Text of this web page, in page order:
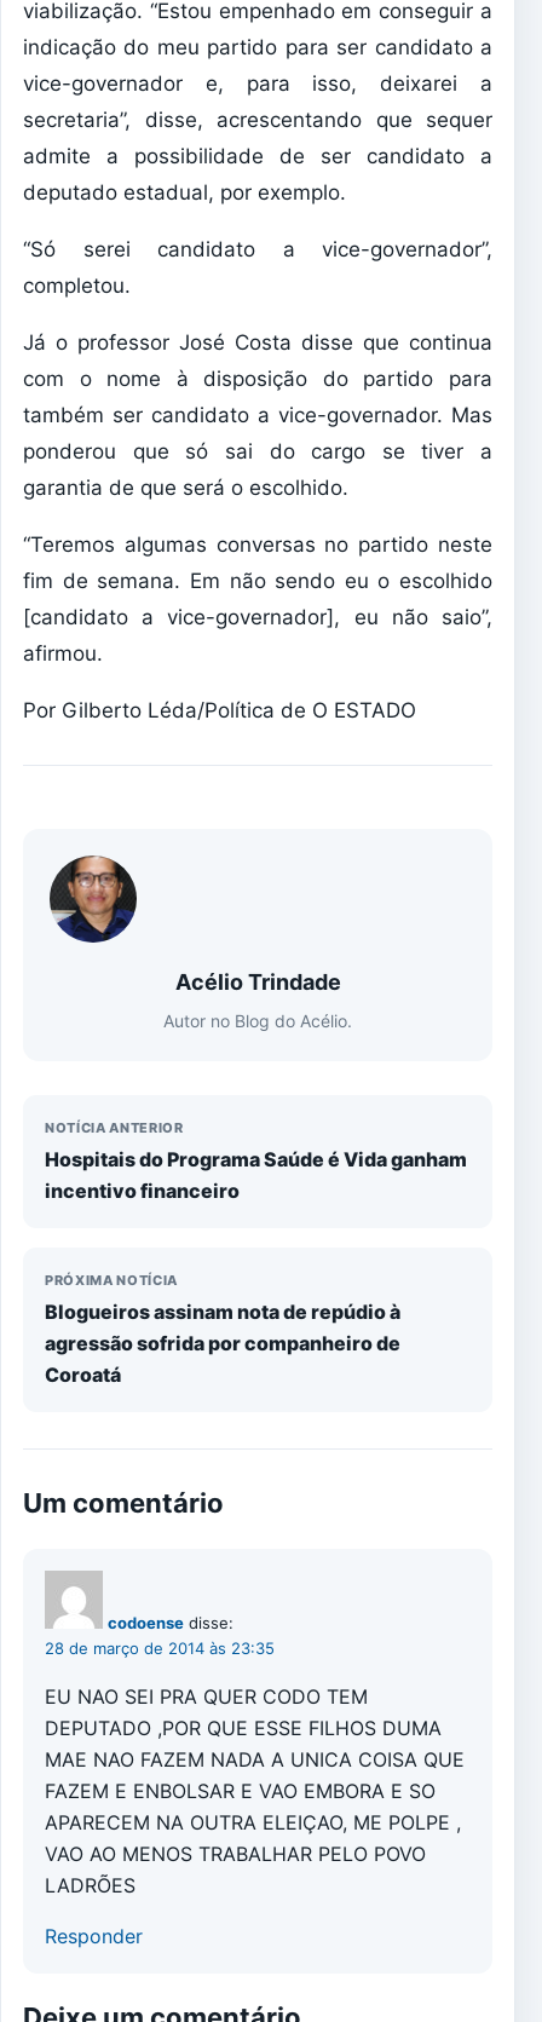
viabilização. “Estou empenhado em conseguir a
indicação do meu partido para ser candidato a
vice-governador e, para isso, deixarei a
secretaria”, disse, acrescentando que sequer
admite a possibilidade de ser candidato a
deputado estadual, por exemplo.
“Só serei candidato a vice-governador”,
completou.
Já o professor José Costa disse que continua
com o nome à disposição do partido para
também ser candidato a vice-governador. Mas
ponderou que só sai do cargo se tiver a
garantia de que será o escolhido.
“Teremos algumas conversas no partido neste
fim de semana. Em não sendo eu o escolhido
[candidato a vice-governador], eu não saio”,
afirmou.
Por Gilberto Léda/Política de O ESTADO
Acélio Trindade
Autor no Blog do Acélio.
NOTÍCIA ANTERIOR
Hospitais do Programa Saúde é Vida ganham
incentivo financeiro
PRÓXIMA NOTÍCIA
Blogueiros assinam nota de repúdio à
agressão sofrida por companheiro de
Coroatá
Um comentário
codoense disse:
28 de março de 2014 às 23:35
EU NAO SEI PRA QUER CODO TEM
DEPUTADO ,POR QUE ESSE FILHOS DUMA
MAE NAO FAZEM NADA A UNICA COISA QUE
FAZEM E ENBOLSAR E VAO EMBORA E SO
APARECEM NA OUTRA ELEIÇAO, ME POLPE ,
VAO AO MENOS TRABALHAR PELO POVO
LADRÕES
Responder